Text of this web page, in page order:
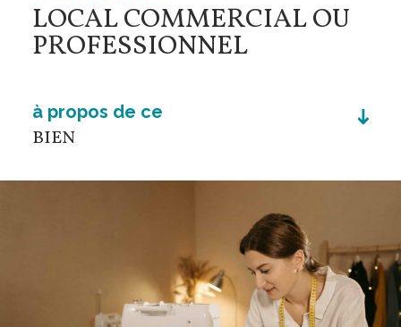
LOCAL COMMERCIAL OU
PROFESSIONNEL
à propos de ce
BIEN